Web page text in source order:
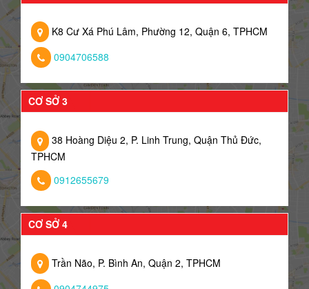
K8 Cư Xá Phú Lâm, Phường 12, Quận 6, TPHCM
0904706588
CƠ SỞ 3
38 Hoàng Diệu 2, P. Linh Trung, Quận Thủ Đức,
TPHCM
0912655679
CƠ SỞ 4
Trần Não, P. Bình An, Quận 2, TPHCM